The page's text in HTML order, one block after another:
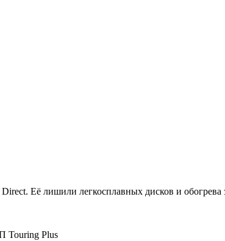
Её лишили легкосплавных дисков и обогрева
Touring Plus